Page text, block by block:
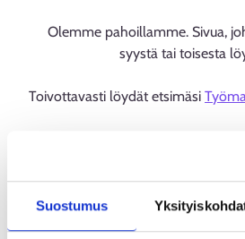
Suostumus
Olemme pahoillamme. Sivua,
syystä tai toisesta
Toivottavasti löydät etsimäsi